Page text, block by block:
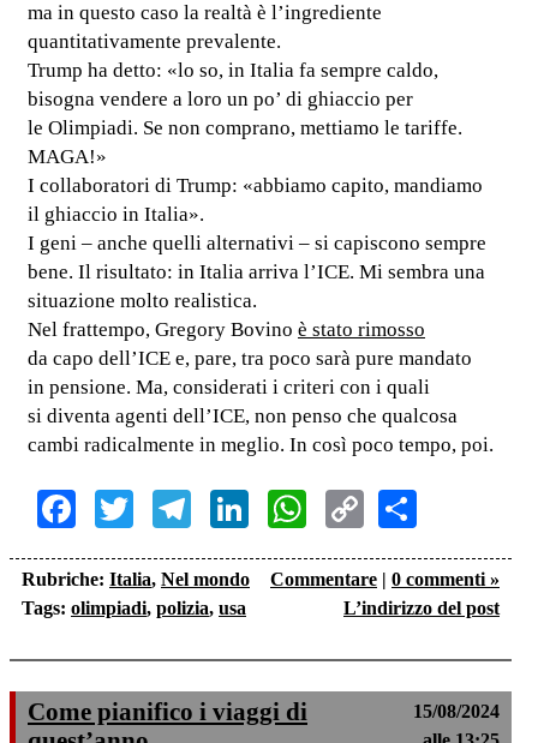
ma in questo caso la realtà è l’ingrediente
quantitativamente prevalente.
Trump ha detto: «lo so, in Italia fa sempre caldo,
bisogna vendere a loro un po’ di ghiaccio per
le Olimpiadi. Se non comprano, mettiamo le tariffe.
MAGA!»
I collaboratori di Trump: «abbiamo capito, mandiamo
il ghiaccio in Italia».
I geni – anche quelli alternativi – si capiscono sempre
bene. Il risultato: in Italia arriva l’ICE. Mi sembra una
situazione molto realistica.
Nel frattempo, Gregory Bovino è stato rimosso
da capo dell’ICE e, pare, tra poco sarà pure mandato
in pensione. Ma, considerati i criteri con i quali
si diventa agenti dell’ICE, non penso che qualcosa
cambi radicalmente in meglio. In così poco tempo, poi.
Facebook
TwitterTelegram
LinkedInWhatsApp
Copy
Link
Rubriche: Italia, Nel mondo
Tags: olimpiadi, polizia, usa
Commentare | 0 commenti »
L’indirizzo del post
Come pianifico i viaggi di
15/08/2024